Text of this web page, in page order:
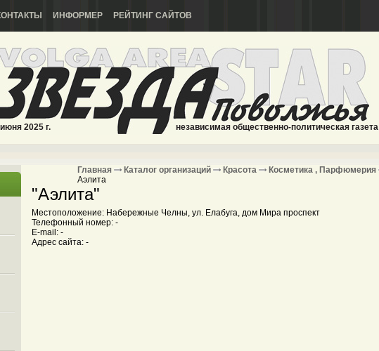
ИНФОРМЕР РЕЙТИНГ САЙТОВ
2025 г. независимая общественно-политическая газета
Главная Каталог организаций Красота
Косметика , Парфюмерия
Аэлита
"Аэлита"
Местоположение: Набережные Челны, ул. Елабуга, дом Мира проспект
Телефонный номер: -
E-mail: -
Адрес сайта: -